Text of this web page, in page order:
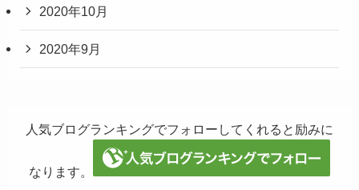
2020年10月
2020年9月
人気ブログランキングでフォローしてくれると励みに
なります。